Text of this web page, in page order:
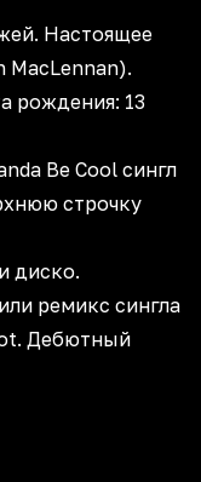
Настоящее
MacLennan).
рождения: 13
Be Cool сингл
строчку
диско.
ремикс сингла
Дебютный